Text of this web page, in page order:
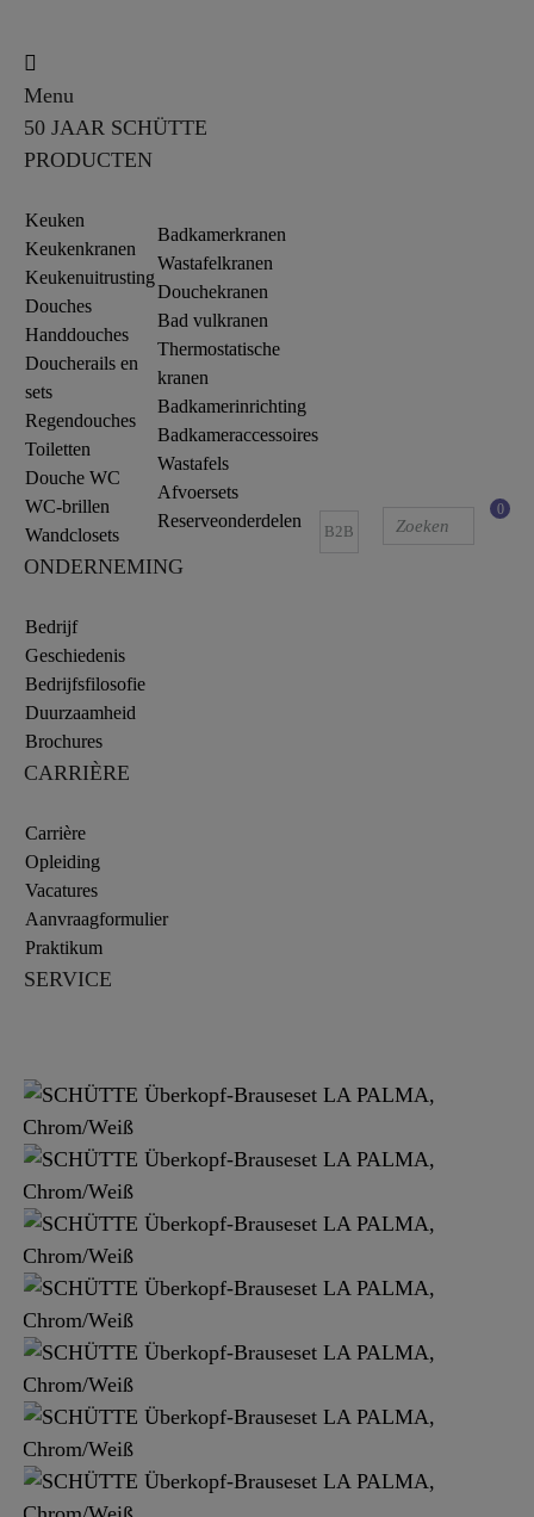
Menu
50 JAAR SCHÜTTE
PRODUCTEN
Keuken
Keukenkranen
Keukenuitrusting
Douches
Handdouches
Doucherails en
sets
Regendouches
Toiletten
Douche WC
WC-brillen
Wandclosets
Badkamerkranen
Wastafelkranen
Douchekranen
Bad vulkranen
Thermostatische
kranen
Badkamerinrichting
Badkameraccessoires
Wastafels
Afvoersets
Reserveonderdelen
ONDERNEMING
Bedrijf
Geschiedenis
Bedrijfsfilosofie
Duurzaamheid
Brochures
CARRIÈRE
Carrière
Opleiding
Vacatures
Aanvraagformulier
Praktikum
SERVICE
B2B
0